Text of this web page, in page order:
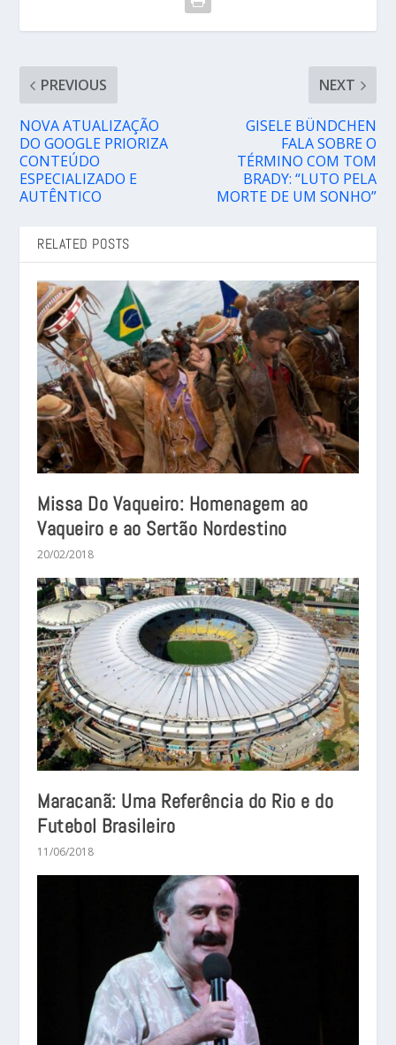
PREVIOUS
NOVA ATUALIZAÇÃO
DO GOOGLE PRIORIZA
CONTEÚDO
ESPECIALIZADO E
AUTÊNTICO
NEXT
GISELE BÜNDCHEN
FALA SOBRE O
TÉRMINO COM TOM
BRADY: “LUTO PELA
MORTE DE UM SONHO”
RELATED POSTS
Missa Do Vaqueiro: Homenagem ao
Vaqueiro e ao Sertão Nordestino
20/02/2018
Maracanã: Uma Referência do Rio e do
Futebol Brasileiro
11/06/2018